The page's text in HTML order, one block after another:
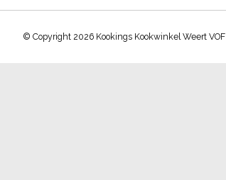
© Copyright 2026 Kookings Kookwinkel Weert VOF